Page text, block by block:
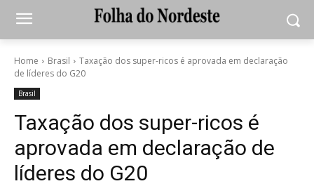
Home Brasil
Taxação dos super-ricos é aprovada em declaração
de líderes do G20
Brasil
Taxação dos super-ricos é
aprovada em declaração de
líderes do G20